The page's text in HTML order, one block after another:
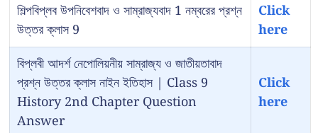
শিল্পবিপ্লব উপনিবেশবাদ ও সাম্রাজ্যবাদ 1 নম্বরের প্রশ্ন
উত্তর ক্লাস 9
Click
here
বিপ্লবী আদর্শ নেপোলিয়নীয় সাম্রাজ্য ও জাতীয়তাবাদ
প্রশ্ন উত্তর ক্লাস নাইন ইতিহাস | Class 9
History 2nd Chapter Question
Answer
Click
here